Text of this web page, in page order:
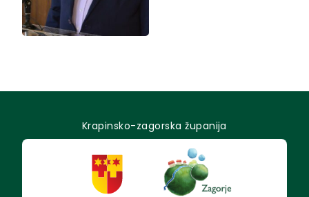
Krapinsko-zagorska županija